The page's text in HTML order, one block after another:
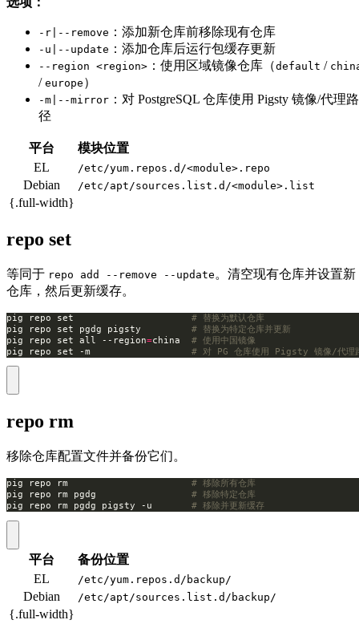
-r|--remove ：添加新仓库前移除现有仓库
-u|--update ：添加仓库后运行包缓存更新
--region <region> ：使用区域镜像仓库（default /
/ europe ）
-m|--mirror ：对 PostgreSQL 仓库使用 Pigsty 镜像/代理路
径
平台
模块位置
EL
/etc/yum.repos.d/<module>.repo
Debian /etc/apt/sources.list.d/<module>.list
{.full-width}
repo set
等同于 repo add --remove --update 。清空现有仓库并设置新
仓库，然后更新缓存。
pig repo set # 替换为默认仓库
pig repo set pgdg pigsty # 替换为特定仓库并更新
pig repo set all --region=china # 使用中国镜像
pig repo set -m # 对 PG 仓库使用 Pigsty 镜像/代理
repo rm
移除仓库配置文件并备份它们。
pig repo rm # 移除所有仓库
pig repo rm pgdg # 移除特定仓库
pig repo rm pgdg pigsty -u # 移除并更新缓存
平台
备份位置
EL
/etc/yum.repos.d/backup/
Debian /etc/apt/sources.list.d/backup/
{.full-width}